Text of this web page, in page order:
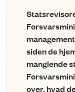
siden de
manglende
over, hvad